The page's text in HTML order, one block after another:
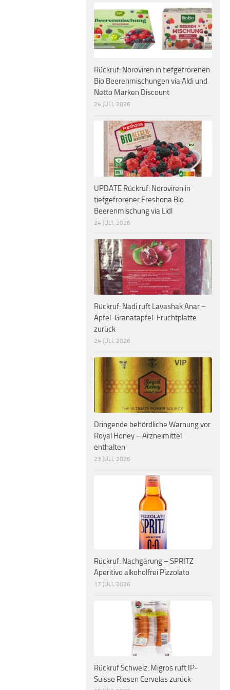
Rückruf: Noroviren in tiefgefrorenen
Bio Beerenmischungen via Aldi und
Netto Marken Discount
24 JULI, 2026
UPDATE Rückruf: Noroviren in
tiefgefrorener Freshona Bio
Beerenmischung via Lidl
24 JULI, 2026
Rückruf: Nadi ruft Lavashak Anar –
Apfel-Granatapfel-Fruchtplatte
zurück
24 JULI, 2026
Dringende behördliche Warnung vor
Royal Honey – Arzneimittel
enthalten
23 JULI, 2026
Rückruf: Nachgärung – SPRITZ
Aperitivo alkoholfrei Pizzolato
17 JULI, 2026
Rückruf Schweiz: Migros ruft IP-
Suisse Riesen Cervelas zurück